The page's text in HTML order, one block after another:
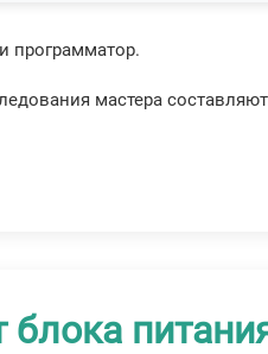
программатор.
мастера
блока